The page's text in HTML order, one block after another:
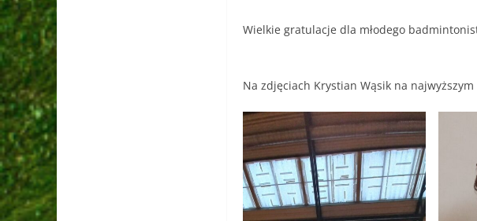
Wielkie gratulacje dla młodego
Na zdjęciach Krystian Wąsik na